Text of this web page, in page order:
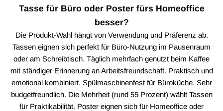
Tasse für Büro oder Poster fürs Homeoffice
besser?
Die Produkt-Wahl hängt von Verwendung und Präferenz ab.
Tassen eignen sich perfekt für Büro-Nutzung im Pausenraum
oder am Schreibtisch. Täglich mehrfach genutzt beim Kaffee
mit ständiger Erinnerung an Arbeitsfreundschaft. Praktisch und
emotional kombiniert. Spülmaschinenfest für Büroküche. Sehr
budgetfreundlich. Die Mehrheit (rund 55 Prozent) wählt Tassen
für Praktikabilität. Poster eignen sich für Homeoffice oder